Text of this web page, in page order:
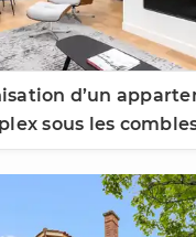
d’un
sous les